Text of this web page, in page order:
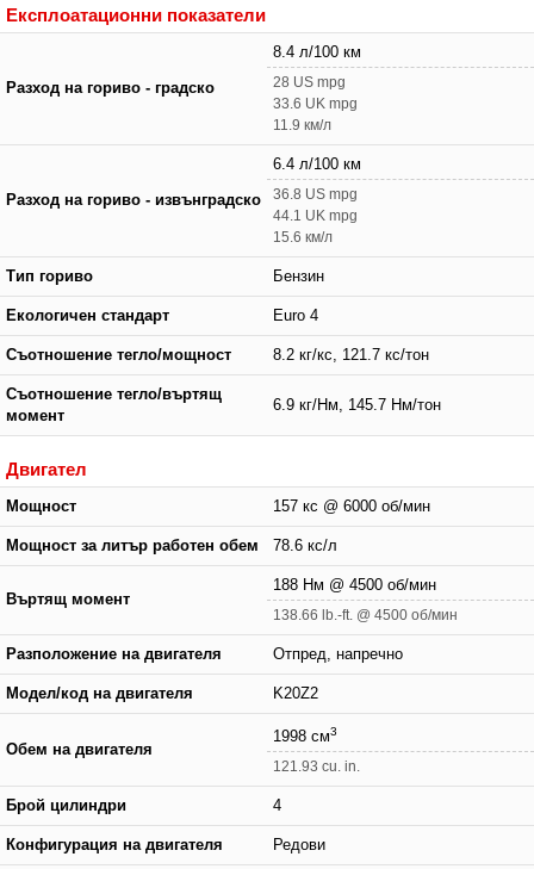
Експлоатационни показатели
Разход на гориво - градско
8.4 л/100 км
28 US mpg
33.6 UK mpg
11.9 км/л
Разход на гориво - извънградско
6.4 л/100 км
36.8 US mpg
44.1 UK mpg
15.6 км/л
Тип гориво Бензин
Екологичен стандарт Euro 4
Съотношение тегло/мощност 8.2 кг/кс, 121.7 кс/тон
Съотношение тегло/въртящ
момент
6.9 кг/Нм, 145.7 Нм/тон
Двигател
Мощност 157 кс @ 6000 об/мин
Мощност за литър работен обем 78.6 кс/л
Въртящ момент
188 Нм @ 4500 об/мин
138.66 lb.-ft. @ 4500 об/мин
Разположение на двигателя Отпред, напречно
Модел/код на двигателя K20Z2
Обем на двигателя
1998 см3
121.93 cu. in.
Брой цилиндри 4
Конфигурация на двигателя Редови